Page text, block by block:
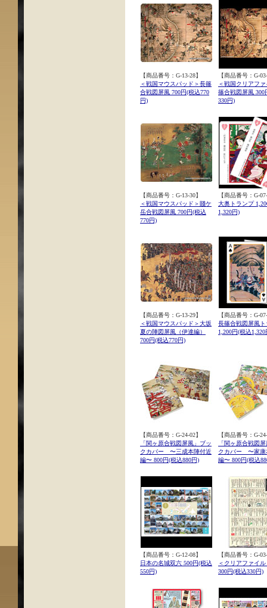
【商品番号：G-13-28】
＜戦国マウスパッド＞長篠
合戦図屏風 700円(税込770
円)
【商品番号：G-
＜戦国クリアフ
篠合戦図屏風 300
330円)
【商品番号：G-13-30】
＜戦国マウスパッド＞賤ケ
岳合戦図屏風 700円(税込
770円)
【商品番号：G-
大奥トランプ
1,320円)
【商品番号：G-13-29】
＜戦国マウスパッド＞大坂
夏の陣図屏風（伊達編）
700円(税込770円)
【商品番号：G-
長篠合戦図屏風ト
1,200円(税込1,320
【商品番号：G-24-02】
「関ヶ原合戦図屏風」ブッ
クカバー 〜三成本陣付近
編〜 800円(税込880円)
【商品番号：G-
「関ヶ原合戦図
クカバー 〜家康
編〜 800円(税込
【商品番号：G-12-08】
日本の名城双六 500円(税込
550円)
【商品番号：G-
＜クリアファイ
300円(税込330円)